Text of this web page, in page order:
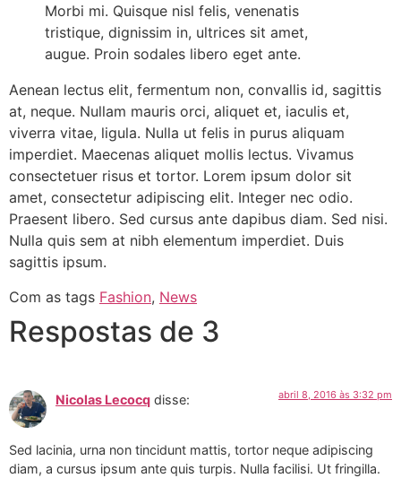
Morbi mi. Quisque nisl felis, venenatis
tristique, dignissim in, ultrices sit amet,
augue. Proin sodales libero eget ante.
Aenean lectus elit, fermentum non, convallis id, sagittis
at, neque. Nullam mauris orci, aliquet et, iaculis et,
viverra vitae, ligula. Nulla ut felis in purus aliquam
imperdiet. Maecenas aliquet mollis lectus. Vivamus
consectetuer risus et tortor. Lorem ipsum dolor sit
amet, consectetur adipiscing elit. Integer nec odio.
Praesent libero. Sed cursus ante dapibus diam. Sed nisi.
Nulla quis sem at nibh elementum imperdiet. Duis
sagittis ipsum.
Com as tags Fashion, News
Respostas de 3
Nicolas Lecocq disse: abril 8, 2016 às 3:32 pm
Sed lacinia, urna non tincidunt mattis, tortor neque adipiscing
diam, a cursus ipsum ante quis turpis. Nulla facilisi. Ut fringilla.